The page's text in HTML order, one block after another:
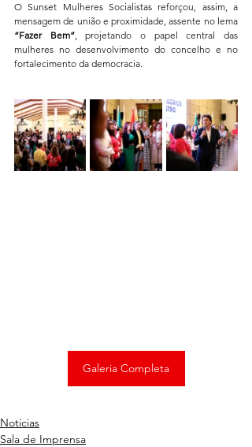
O Sunset Mulheres Socialistas reforçou, assim, a
“Fazer Bem”, projetando o papel central das
mulheres no desenvolvimento do concelho e no
fortalecimento da democracia.
Galeria Completa
Noticias
Sala de Imprensa